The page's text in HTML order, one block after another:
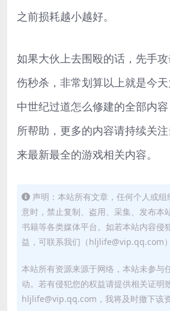
之前损耗越小越好。
如果大伙上去围殴的话，先手
伤秒杀，非常划算以上就是今
中世纪过道怎么修建的全部内
所帮助，更多的内容请持续关
来最新最全的游戏相关内容。
声明：本站所有文章，任何个人或
意时，禁止复制、盗用、采集、发布本
书籍等各类媒体平台。如若本站内容侵
益，可联系我们（hljlife@vip.qq.com）
本站所有资源来源于网络，本站未参
动。若有侵犯您的权益请提供相关证明
hljlife@vip.qq.com，我将及时撤下该资